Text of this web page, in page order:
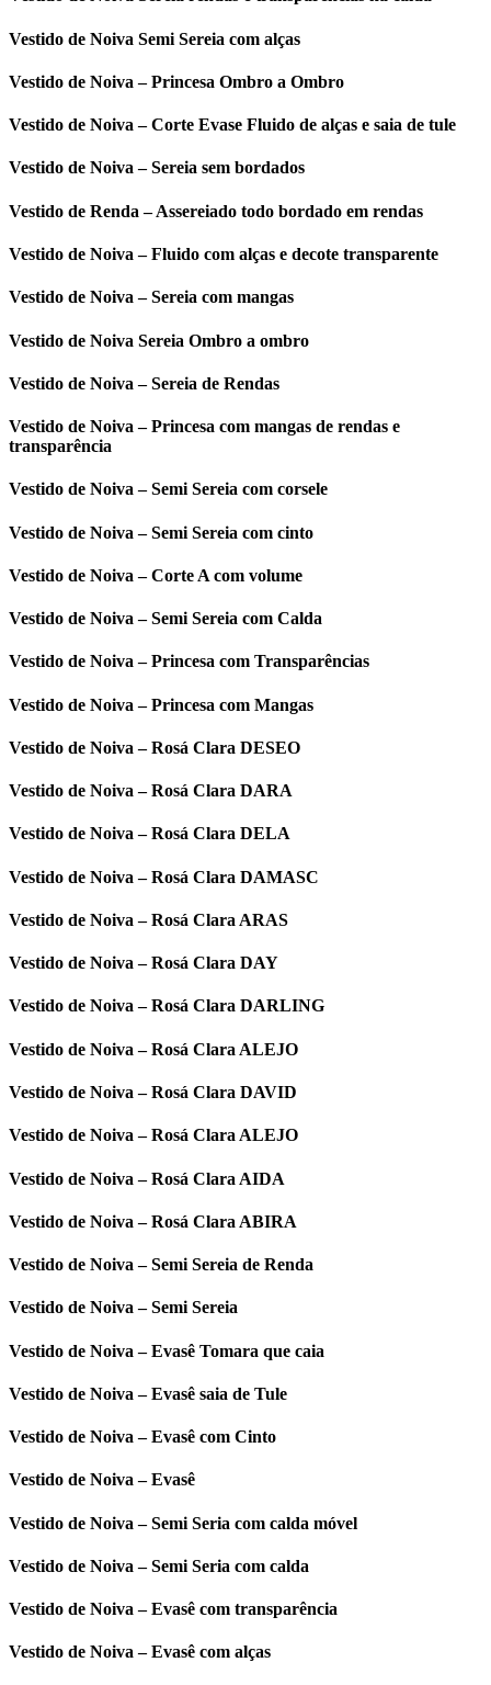
Vestido de Noiva Semi Sereia com alças
Vestido de Noiva – Princesa Ombro a Ombro
Vestido de Noiva – Corte Evase Fluido de alças e saia de tule
Vestido de Noiva – Sereia sem bordados
Vestido de Renda – Assereiado todo bordado em rendas
Vestido de Noiva – Fluido com alças e decote transparente
Vestido de Noiva – Sereia com mangas
Vestido de Noiva Sereia Ombro a ombro
Vestido de Noiva – Sereia de Rendas
Vestido de Noiva – Princesa com mangas de rendas e
transparência
Vestido de Noiva – Semi Sereia com corsele
Vestido de Noiva – Semi Sereia com cinto
Vestido de Noiva – Corte A com volume
Vestido de Noiva – Semi Sereia com Calda
Vestido de Noiva – Princesa com Transparências
Vestido de Noiva – Princesa com Mangas
Vestido de Noiva – Rosá Clara DESEO
Vestido de Noiva – Rosá Clara DARA
Vestido de Noiva – Rosá Clara DELA
Vestido de Noiva – Rosá Clara DAMASC
Vestido de Noiva – Rosá Clara ARAS
Vestido de Noiva – Rosá Clara DAY
Vestido de Noiva – Rosá Clara DARLING
Vestido de Noiva – Rosá Clara ALEJO
Vestido de Noiva – Rosá Clara DAVID
Vestido de Noiva – Rosá Clara ALEJO
Vestido de Noiva – Rosá Clara AIDA
Vestido de Noiva – Rosá Clara ABIRA
Vestido de Noiva – Semi Sereia de Renda
Vestido de Noiva – Semi Sereia
Vestido de Noiva – Evasê Tomara que caia
Vestido de Noiva – Evasê saia de Tule
Vestido de Noiva – Evasê com Cinto
Vestido de Noiva – Evasê
Vestido de Noiva – Semi Seria com calda móvel
Vestido de Noiva – Semi Seria com calda
Vestido de Noiva – Evasê com transparência
Vestido de Noiva – Evasê com alças